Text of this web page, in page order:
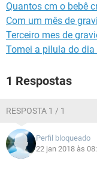
Quantos cm o bebê
Com um mês de
Terceiro mes de
Tomei a pilula do
1 Respostas
RESPOSTA 1 / 1
Perfil bloqueado
22 jan 2018 às